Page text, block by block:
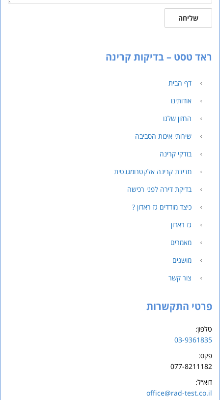
שליחה
ראד טסט – בדיקות קרינה
דף הבית
אודותינו
החזון שלנו
שירותי איכות הסביבה
בודקי קרינה
מדידת קרינה אלקטרומגנטית
בדיקת דירה לפני רכישה
כיצד מודדים גז ראדון ?
גז ראדון
מאמרים
מושגים
צור קשר
פרטי התקשרות
טלפון:
03-9361835
פקס:
077-8211182
דוא״ל:
office@rad-test.co.il